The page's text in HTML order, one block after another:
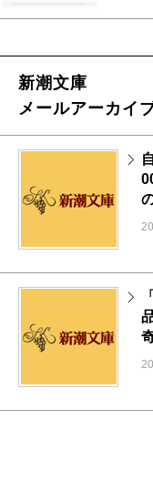
新潮文庫
メールアーカイ